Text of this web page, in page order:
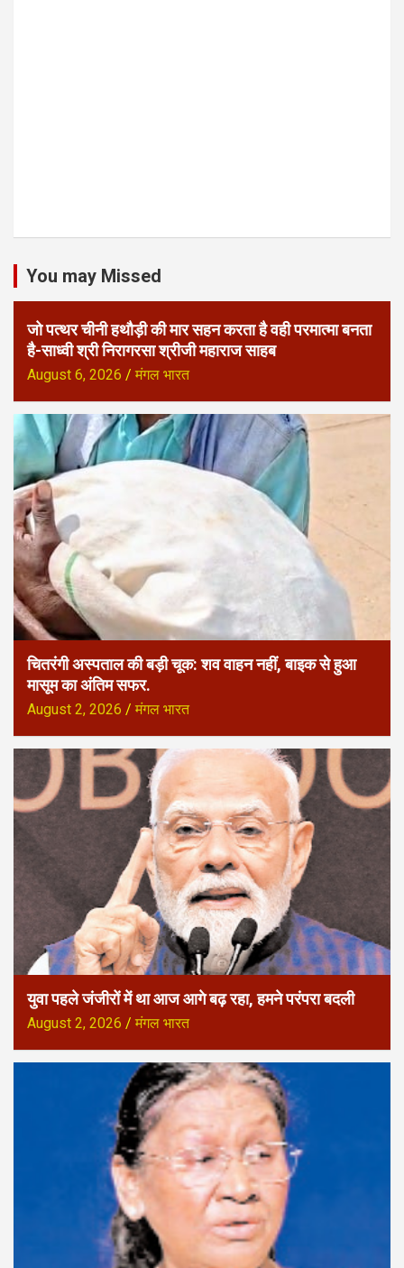
You may Missed
जो पत्थर चीनी हथौड़ी की मार सहन करता है वही परमात्मा बनता
है-साध्वी श्री निरागरसा श्रीजी महाराज साहब
August 6, 2026 मंगल भारत
चितरंगी अस्पताल की बड़ी चूक: शव वाहन नहीं, बाइक से हुआ
मासूम का अंतिम सफर.
August 2, 2026 मंगल भारत
युवा पहले जंजीरों में था आज आगे बढ़ रहा, हमने परंपरा बदली
August 2, 2026 मंगल भारत